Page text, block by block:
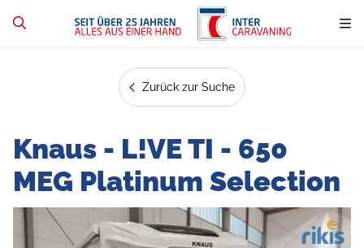
Zurück zur Suche
Knaus - L!VE TI - 650
MEG Platinum Selection